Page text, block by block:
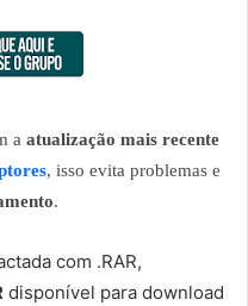
a atualização mais recente
, isso evita problemas e
.
com .RAR,
disponível para download